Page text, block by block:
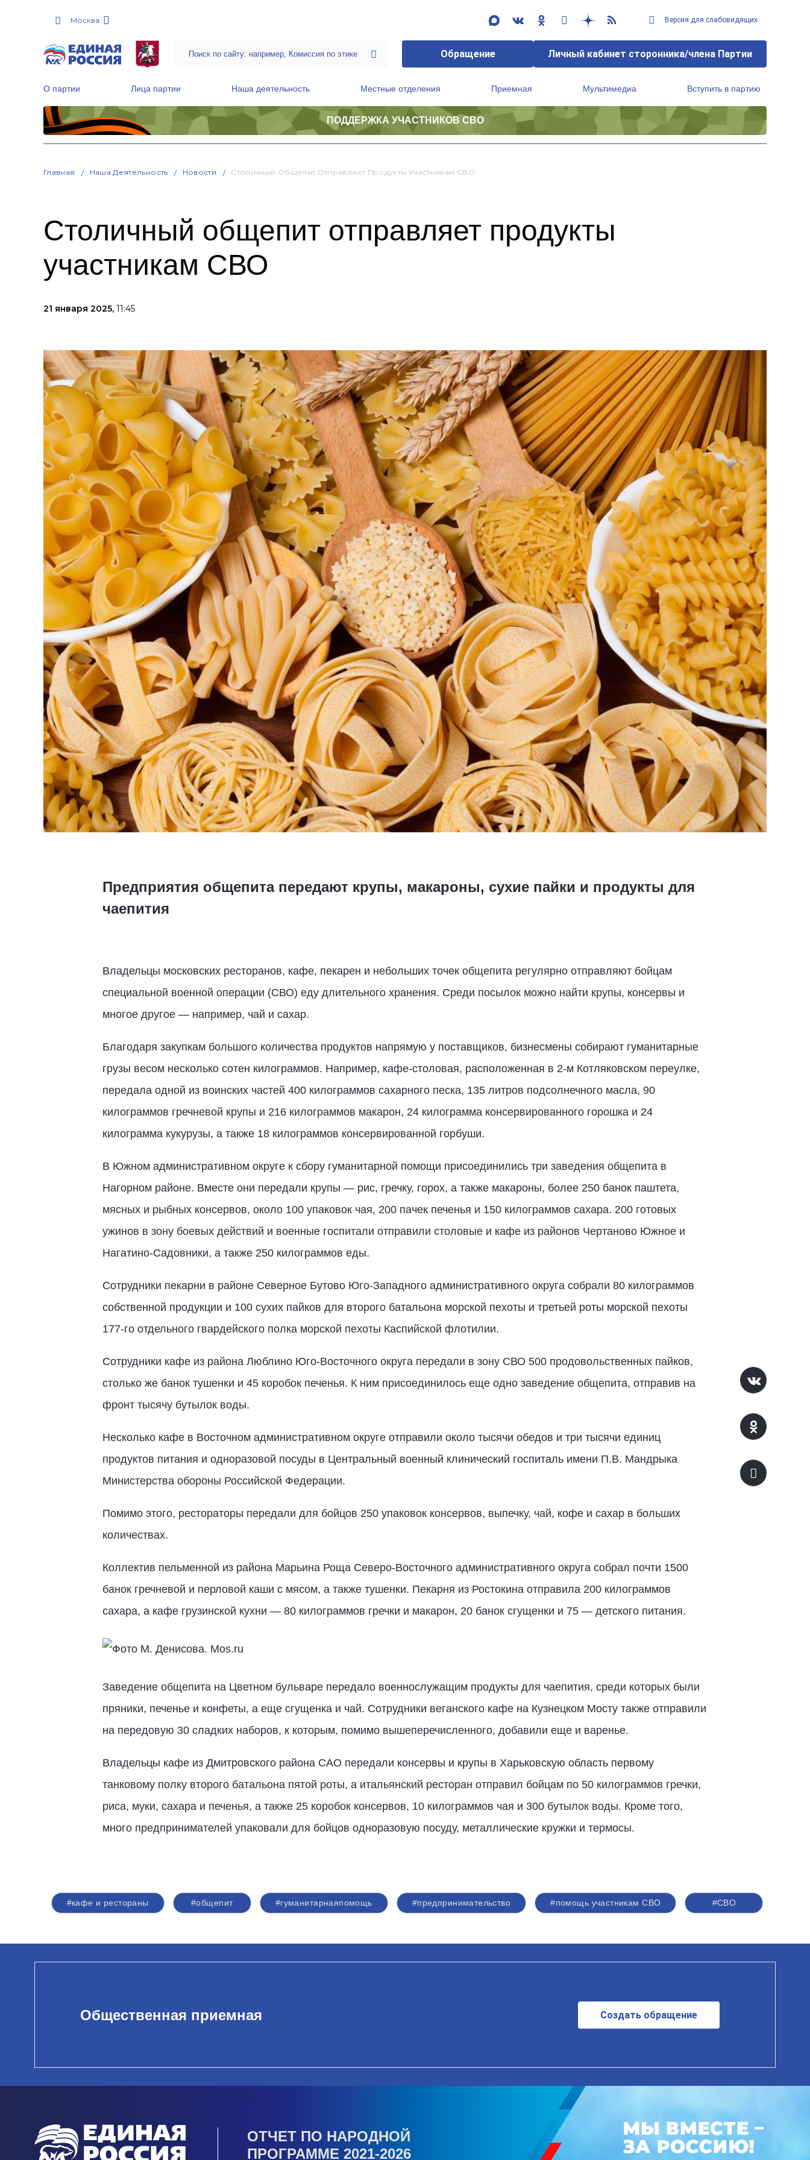
Москва Версия для слабовидящих
Обращение Личный кабинет сторонника/члена Партии
О партии Лица партии Наша деятельность Местные отделения Приемная Мультимедиа Вступить в партию
ПОДДЕРЖКА УЧАСТНИКОВ СВО
Главная Наша Деятельность Новости Столичный Общепит Отправляет Продукты Участникам СВО
Столичный общепит отправляет продукты
участникам СВО
21 января 2025, 11:45
Предприятия общепита передают крупы, макароны, сухие пайки и продукты для
чаепития
Владельцы московских ресторанов, кафе, пекарен и небольших точек общепита регулярно отправляют бойцам
специальной военной операции (СВО) еду длительного хранения. Среди посылок можно найти крупы, консервы и
многое другое — например, чай и сахар.
Благодаря закупкам большого количества продуктов напрямую у поставщиков, бизнесмены собирают гуманитарные
грузы весом несколько сотен килограммов. Например, кафе-столовая, расположенная в 2-м Котляковском переулке,
передала одной из воинских частей 400 килограммов сахарного песка, 135 литров подсолнечного масла, 90
килограммов гречневой крупы и 216 килограммов макарон, 24 килограмма консервированного горошка и 24
килограмма кукурузы, а также 18 килограммов консервированной горбуши.
В Южном административном округе к сбору гуманитарной помощи присоединились три заведения общепита в
Нагорном районе. Вместе они передали крупы — рис, гречку, горох, а также макароны, более 250 банок паштета,
мясных и рыбных консервов, около 100 упаковок чая, 200 пачек печенья и 150 килограммов сахара. 200 готовых
ужинов в зону боевых действий и военные госпитали отправили столовые и кафе из районов Чертаново Южное и
Нагатино-Садовники, а также 250 килограммов еды.
Сотрудники пекарни в районе Северное Бутово Юго-Западного административного округа собрали 80 килограммов
собственной продукции и 100 сухих пайков для ⁠второго батальона морской пехоты и третьей роты морской пехоты
177-го отдельного гвардейского полка морской пехоты Каспийской флотилии.
Сотрудники кафе из района Люблино Юго-Восточного округа передали в зону СВО 500 продовольственных пайков,
столько же банок тушенки и 45 коробок печенья. К ним присоединилось еще одно заведение общепита, отправив на
фронт тысячу бутылок воды.
Несколько кафе в Восточном административном округе отправили около тысячи обедов и три тысячи единиц
продуктов питания и одноразовой посуды в Центральный военный клинический госпиталь имени П.В. Мандрыка
Министерства обороны Российской Федерации.
Помимо этого, рестораторы передали для бойцов 250 упаковок консервов, выпечку, чай, кофе и сахар в больших
количествах.
Коллектив пельменной из района Марьина Роща Северо-Восточного административного округа собрал почти 1500
банок гречневой и перловой каши с мясом, а также тушенки. Пекарня из Ростокина отправила 200 килограммов
сахара, а кафе грузинской кухни — 80 килограммов гречки и макарон, 20 банок сгущенки и 75 — детского питания.
Заведение общепита на Цветном бульваре передало военнослужащим продукты для чаепития, среди которых были
пряники, печенье и конфеты, а еще сгущенка и чай. Сотрудники веганского кафе на Кузнецком Мосту также отправили
на передовую 30 сладких наборов, к которым, помимо вышеперечисленного, добавили еще и варенье.
Владельцы кафе из Дмитровского района САО передали консервы и крупы в Харьковскую область первому
танковому полку второго батальона пятой роты, а итальянский ресторан отправил бойцам по 50 килограммов гречки,
риса, муки, сахара и печенья, а также 25 коробок консервов, 10 килограммов чая и 300 бутылок воды. Кроме того,
много предпринимателей упаковали для бойцов одноразовую посуду, металлические кружки и термосы.
#кафе и рестораны #общепит #гуманитарнаяпомощь #предпринимательство #помощь участникам СВО #СВО
Общественная приемная Создать обращение
ОТЧЕТ ПО НАРОДНОЙ
ПРОГРАММЕ 2021-2026